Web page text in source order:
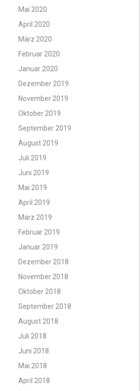
Mai 2020
April 2020
März 2020
Februar 2020
Januar 2020
Dezember 2019
November 2019
Oktober 2019
September 2019
August 2019
Juli 2019
Juni 2019
Mai 2019
April 2019
März 2019
Februar 2019
Januar 2019
Dezember 2018
November 2018
Oktober 2018
September 2018
August 2018
Juli 2018
Juni 2018
Mai 2018
April 2018